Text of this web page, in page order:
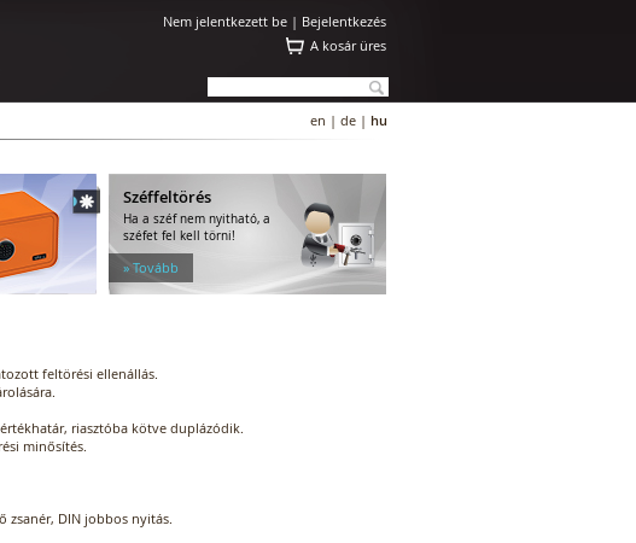
Nem jelentkezett be | Bejelentkezés
A kosár üres
en | de | hu
Széffeltörés
Ha a széf nem nyitható, a
széfet fel kell törni!
» Tovább
feltörési ellenállás.
riasztóba kötve duplázódik.
minősítés.
zsanér, DIN jobbos nyitás.